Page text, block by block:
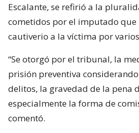
Escalante, se refirió a la
cometidos por el imputado que
cautiverio a la víctima por
“Se otorgó por el tribunal, la
prisión preventiva
delitos, la gravedad de la pena
especialmente la forma de
comentó.